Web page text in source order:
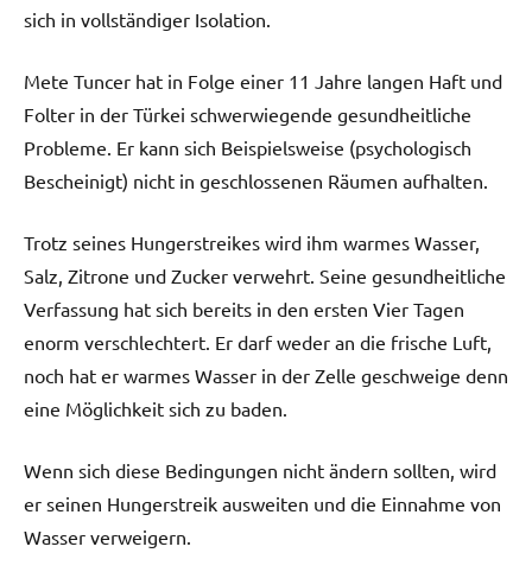
sich in vollständiger Isolation.
Mete Tuncer hat in Folge einer 11 Jahre langen Haft und
Folter in der Türkei schwerwiegende gesundheitliche
Probleme. Er kann sich Beispielsweise (psychologisch
Bescheinigt) nicht in geschlossenen Räumen aufhalten.
Trotz seines Hungerstreikes wird ihm warmes Wasser,
Salz, Zitrone und Zucker verwehrt. Seine gesundheitliche
Verfassung hat sich bereits in den ersten Vier Tagen
enorm verschlechtert. Er darf weder an die frische Luft,
noch hat er warmes Wasser in der Zelle geschweige denn
eine Möglichkeit sich zu baden.
Wenn sich diese Bedingungen nicht ändern sollten, wird
er seinen Hungerstreik ausweiten und die Einnahme von
Wasser verweigern.